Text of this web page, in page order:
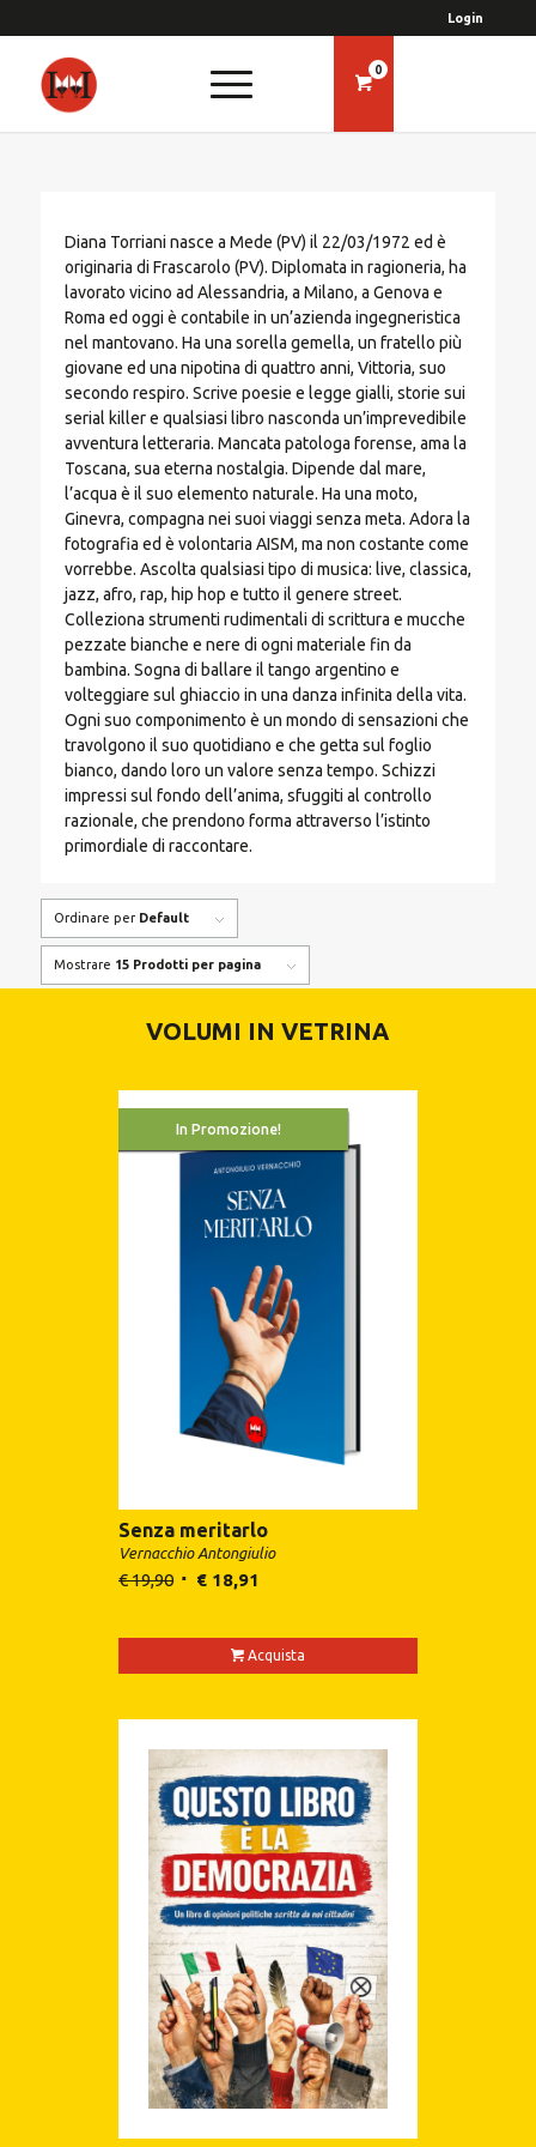
Login
0
Diana Torriani nasce a Mede (PV) il 22/03/1972 ed è
originaria di Frascarolo (PV). Diplomata in ragioneria, ha
lavorato vicino ad Alessandria, a Milano, a Genova e
Roma ed oggi è contabile in un’azienda ingegneristica
nel mantovano. Ha una sorella gemella, un fratello più
giovane ed una nipotina di quattro anni, Vittoria, suo
secondo respiro. Scrive poesie e legge gialli, storie sui
serial killer e qualsiasi libro nasconda un’imprevedibile
avventura letteraria. Mancata patologa forense, ama la
Toscana, sua eterna nostalgia. Dipende dal mare,
l’acqua è il suo elemento naturale. Ha una moto,
Ginevra, compagna nei suoi viaggi senza meta. Adora la
fotografia ed è volontaria AISM, ma non costante come
vorrebbe. Ascolta qualsiasi tipo di musica: live, classica,
jazz, afro, rap, hip hop e tutto il genere street.
Colleziona strumenti rudimentali di scrittura e mucche
pezzate bianche e nere di ogni materiale fin da
bambina. Sogna di ballare il tango argentino e
volteggiare sul ghiaccio in una danza infinita della vita.
Ogni suo componimento è un mondo di sensazioni che
travolgono il suo quotidiano e che getta sul foglio
bianco, dando loro un valore senza tempo. Schizzi
impressi sul fondo dell’anima, sfuggiti al controllo
razionale, che prendono forma attraverso l’istinto
primordiale di raccontare.
Ordinare per Default
Mostrare 15 Prodotti per pagina
VOLUMI IN VETRINA
In Promozione!
Senza meritarlo
Vernacchio Antongiulio
€19,90 €18,91
Acquista